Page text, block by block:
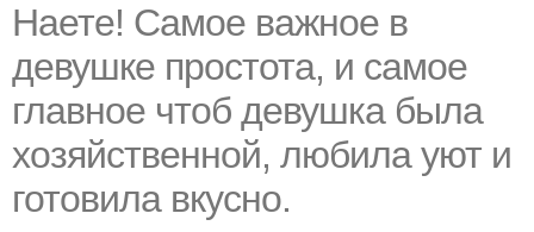
Наете! Самое важное в
девушке простота, и самое
главное чтоб девушка была
хозяйственной, любила уют и
готовила вкусно.